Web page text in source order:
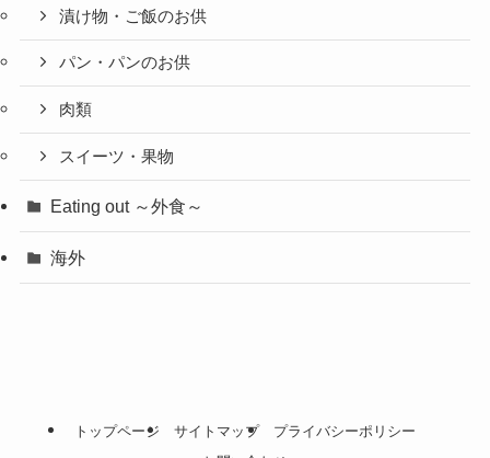
漬け物・ご飯のお供
パン・パンのお供
肉類
スイーツ・果物
Eating out ～外食～
海外
トップページ サイトマップ
プライバシーポリシー